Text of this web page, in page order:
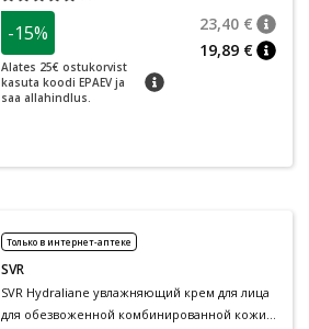
-15%
Alates 25€ ostukorvist
kasuta koodi EPAEV ja
saa allahindlus.
nõuanne
23,40 €
19,89 €
Только в интернет-аптеке
SVR
SVR Hydraliane увлажняющий крем для лица
для обезвоженной комбинированной кожи